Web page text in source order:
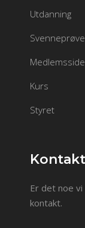
Utdanning
Kurs
Styret
Er det noe
kontakt.